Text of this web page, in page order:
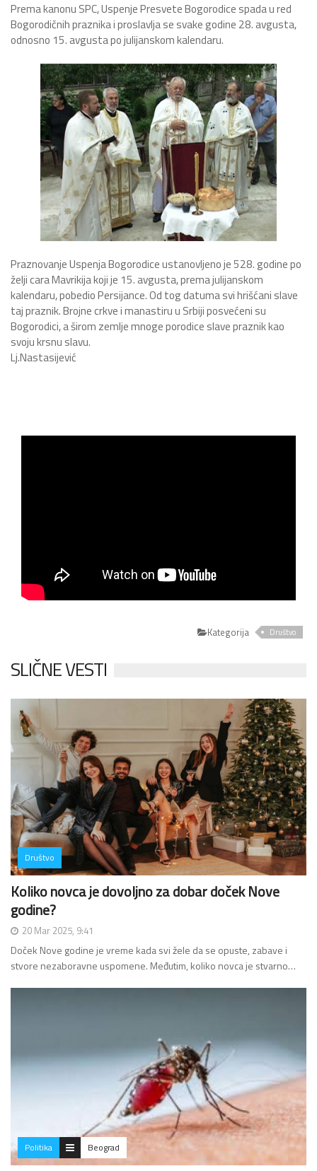
Prema kanonu SPC, Uspenje Presvete Bogorodice spada u red
Bogorodičnih praznika i proslavlja se svake godine 28. avgusta,
odnosno 15. avgusta po julijanskom kalendaru.
Praznovanje Uspenja Bogorodice ustanovljeno je 528. godine po
želji cara Mavrikija koji je 15. avgusta, prema julijanskom
kalendaru, pobedio Persijance. Od tog datuma svi hrišćani slave
taj praznik. Brojne crkve i manastiru u Srbiji posvećeni su
Bogorodici, a širom zemlje mnoge porodice slave praznik kao
svoju krsnu slavu.
Lj.Nastasijević
Kategorija Društvo
SLIČNE VESTI
Društvo
Koliko novca je dovoljno za dobar doček Nove
godine?
20 Mar 2025, 9:41
Doček Nove godine je vreme kada svi žele da se opuste, zabave i
stvore nezaboravne uspomene. Međutim, koliko novca je stvarno…
Politika Beograd